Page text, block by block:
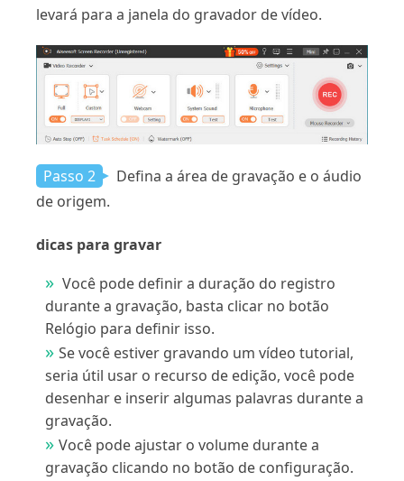
levará para a janela do gravador de vídeo.
Passo 2
Defina a área de gravação e o áudio
de origem.
dicas para gravar
Você pode definir a duração do registro
durante a gravação, basta clicar no botão
Relógio para definir isso.
Se você estiver gravando um vídeo tutorial,
seria útil usar o recurso de edição, você pode
desenhar e inserir algumas palavras durante a
gravação.
Você pode ajustar o volume durante a
gravação clicando no botão de configuração.